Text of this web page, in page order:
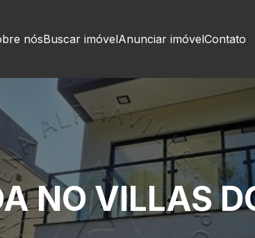
nósBuscar imóvelAnunciar imóvelContato
NO VILLAS